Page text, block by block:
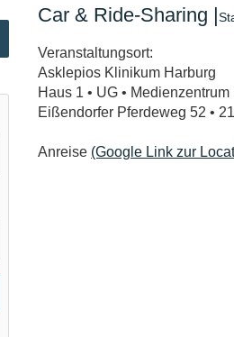
Car & Ride-Sharing |
Veranstaltungsort:
Asklepios Klinikum Harburg
Haus 1 • UG • Medienzentrum
Eißendorfer Pferdeweg 52 •
Anreise (Google Link zur